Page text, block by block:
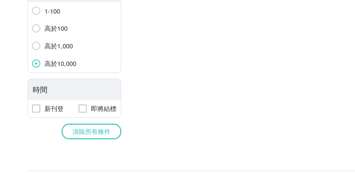
1-100
高於100
高於1,000
高於10,000
時間
新刊登 即將結標
清除所有條件